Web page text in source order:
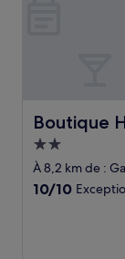
Boutique
Boutique
Hébergement
2.0 étoiles
À 8,2 km de :
10.0
10/10